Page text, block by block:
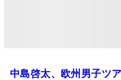
中島啓太、欧州男子ツ